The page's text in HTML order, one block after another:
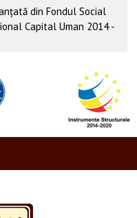
din Fondul Social
Capital Uman 2014 -